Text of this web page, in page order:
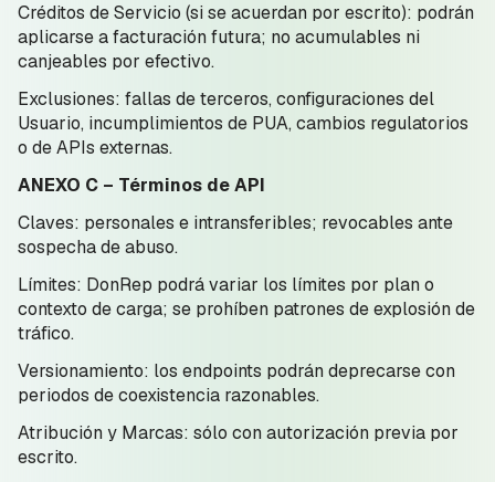
Créditos de Servicio (si se acuerdan por escrito): podrán
aplicarse a facturación futura; no acumulables ni
canjeables por efectivo.
Exclusiones: fallas de terceros, configuraciones del
Usuario, incumplimientos de PUA, cambios regulatorios
o de APIs externas.
ANEXO C – Términos de API
Claves: personales e intransferibles; revocables ante
sospecha de abuso.
Límites: DonRep podrá variar los límites por plan o
contexto de carga; se prohíben patrones de explosión de
tráfico.
Versionamiento: los endpoints podrán deprecarse con
periodos de coexistencia razonables.
Atribución y Marcas: sólo con autorización previa por
escrito.